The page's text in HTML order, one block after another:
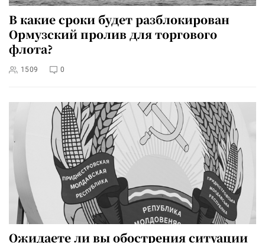
В какие сроки будет разблокирован
Ормузский пролив для торгового
флота?
1509 0
Ожидаете ли вы обострения ситуации